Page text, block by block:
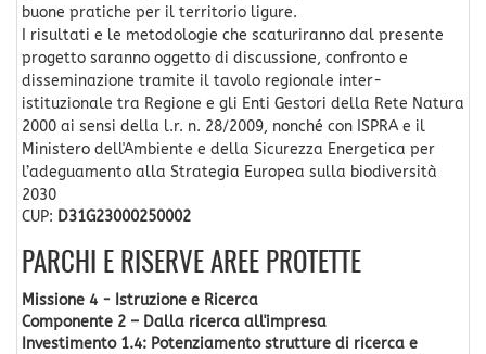
buone pratiche per il territorio ligure.
I risultati e le metodologie che scaturiranno dal presente
progetto saranno oggetto di discussione, confronto e
disseminazione tramite il tavolo regionale inter-
istituzionale tra Regione e gli Enti Gestori della Rete Natura
2000 ai sensi della l.r. n. 28/2009, nonché con ISPRA e il
Ministero dell'Ambiente e della Sicurezza Energetica per
l’adeguamento alla Strategia Europea sulla biodiversità
2030
CUP: D31G23000250002
PARCHI E RISERVE AREE PROTETTE
Missione 4 - Istruzione e Ricerca
Componente 2 – Dalla ricerca all'impresa
Investimento 1.4: Potenziamento strutture di ricerca e